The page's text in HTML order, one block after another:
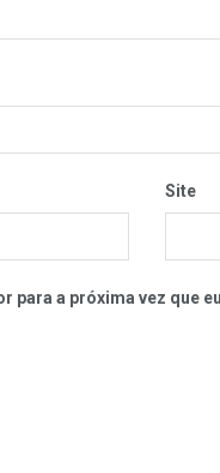
Site
para a próxima vez que